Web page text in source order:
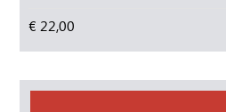
€ 22,00